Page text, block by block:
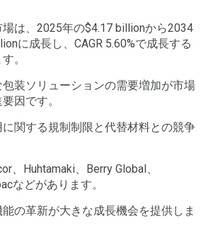
は、2025年の$4.17 billionから2034
に成長し、CAGR 5.60%で成長する
。
装ソリューションの需要増加が市場
因です。
関する規制制限と代替材料との競争
、Huhtamaki、Berry Global、
などがあります。
の革新が大きな成長機会を提供しま